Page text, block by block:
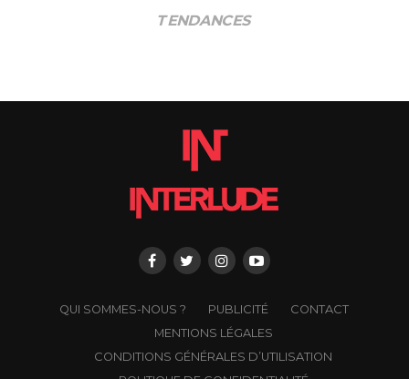
TENDANCES
QUI SOMMES-NOUS ? PUBLICITÉ
CONTACT
MENTIONS LÉGALES
CONDITIONS GÉNÉRALES D’UTILISATION